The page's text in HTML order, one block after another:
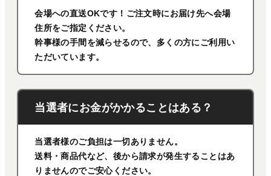
会場への直送OKです！ご注文時にお届け先へ会場
住所をご指定ください。
幹事様の手間を減らせるので、多くの方にご利用い
ただいています。
当選者にお金がかかることはある？
当選者様のご負担は一切ありません。
送料・商品代など、後から請求が発生することはあ
りませんのでご安心ください。